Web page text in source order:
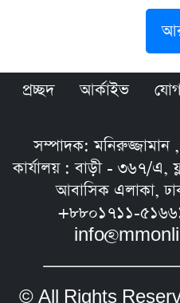
প্রচ্ছদ আর্কাইভ
সম্পাদক: মনিরুজ্জামান
কার্যালয় : বাড়ী - ৩৬৭/এ,
আবাসিক এলাকা,
+৮৮০১৭১১-
© All Rights